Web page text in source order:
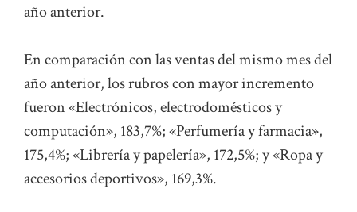
año anterior.
En comparación con las ventas del mismo mes del
año anterior, los rubros con mayor incremento
fueron «Electrónicos, electrodomésticos y
computación», 183,7%; «Perfumería y farmacia»,
175,4%; «Librería y papelería», 172,5%; y «Ropa y
accesorios deportivos», 169,3%.